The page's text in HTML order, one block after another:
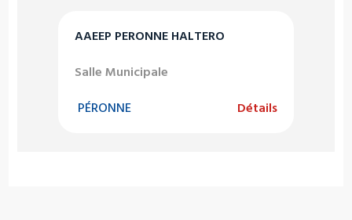
AAEEP PERONNE HALTERO
Salle Municipale
PÉRONNE Détails